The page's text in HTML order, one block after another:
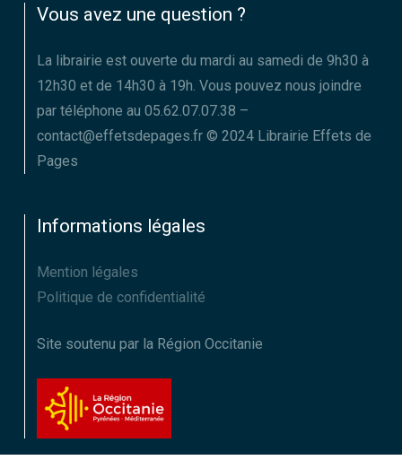
Vous avez une question ?
La librairie est ouverte du mardi au samedi de 9h30 à
12h30 et de 14h30 à 19h. Vous pouvez nous joindre
par téléphone au 05.62.07.07.38 –
contact@effetsdepages.fr © 2024 Librairie Effets de
Pages
Informations légales
Mention légales
Politique de confidentialité
Site soutenu par la Région Occitanie